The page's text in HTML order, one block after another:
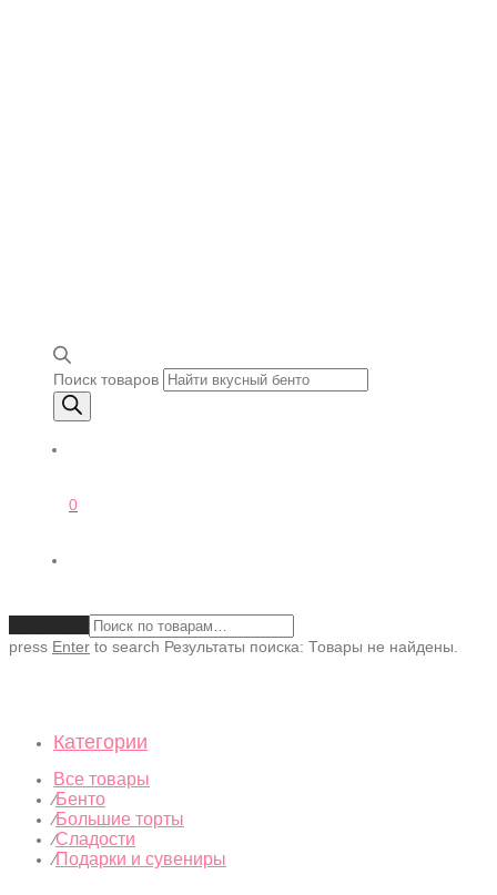
Поиск товаров
0
press Enter to search Результаты поиска: Товары не найдены.
Категории
Все товары
⁄Бенто
⁄Большие торты
⁄Сладости
⁄Подарки и сувениры